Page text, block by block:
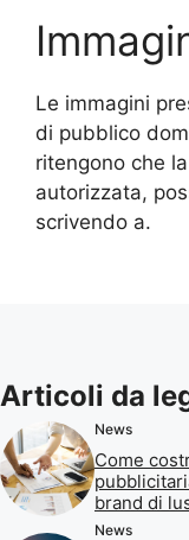
Le immagini
di pubblico
ritengono che
autorizzata,
scrivendo a.
Articoli da
News
Come
brand di
News